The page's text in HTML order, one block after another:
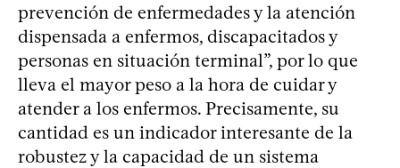
prevención de enfermedades y la atención
dispensada a enfermos, discapacitados y
personas en situación terminal”, por lo que
lleva el mayor peso a la hora de cuidar y
atender a los enfermos. Precisamente, su
cantidad es un indicador interesante de la
robustez y la capacidad de un sistema